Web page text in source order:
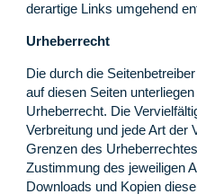
derartige Links umgehend
Urheberrecht
Die durch die
auf diesen Seiten
Urheberrecht. Die
Verbreitung und jede Art der
Grenzen des
Zustimmung des jeweiligen
Downloads und Kopien